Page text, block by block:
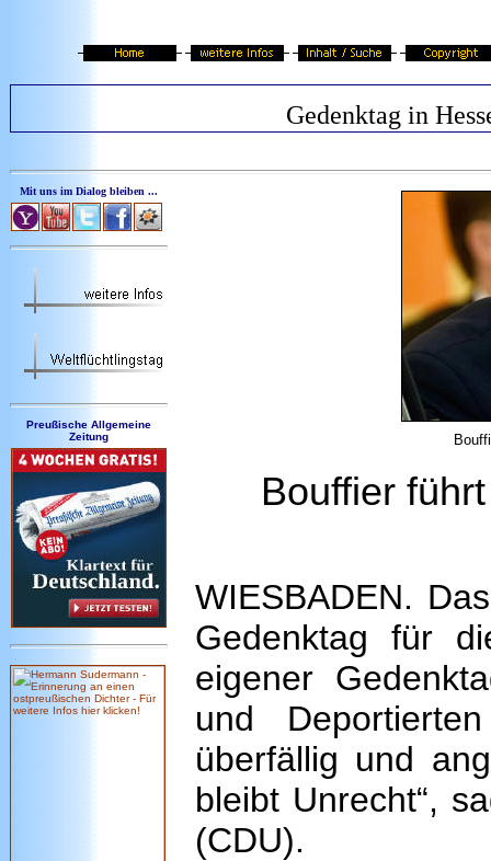
Gedenktag in
Mit uns im Dialog bleiben ...
Preußische Allgemeine
Zeitung
Bouffier
WIESBADEN.
Gedenktag für
eigener
und
überfällig und
bleibt Unrecht“,
(CDU).